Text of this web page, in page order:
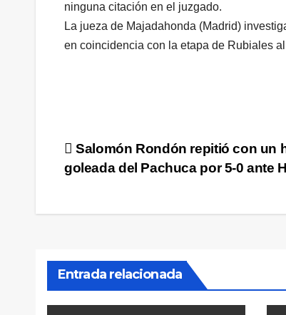
ninguna citación en el juzgado.
La jueza de Majadahonda (Madrid)
en coincidencia con la etapa de Rubiales
Navegación
de
entradas
Salomón Rondón repitió con un
goleada del Pachuca por 5-0 ante
Entrada relacionada